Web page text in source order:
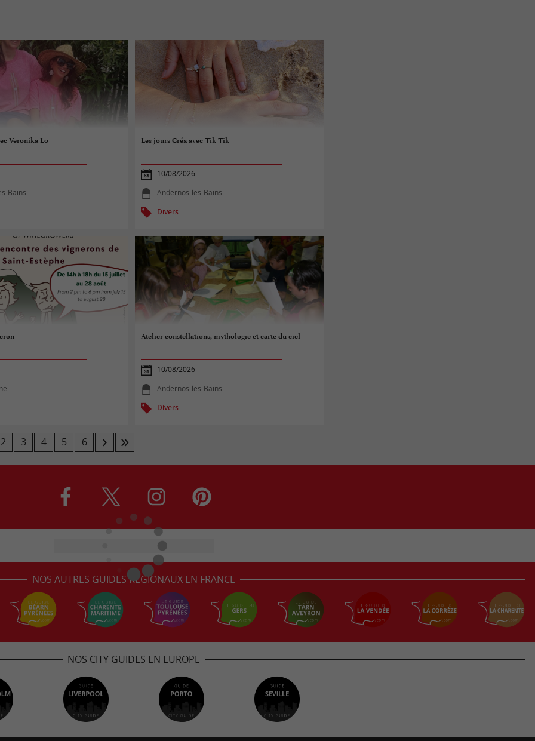
Veronika Lo
Bains
Les jours Créa avec Tik Tik
10/08/2026
Andernos-les-Bains
Divers
Atelier constellations, mythologie et carte du ciel
10/08/2026
Andernos-les-Bains
Divers
2 3 4 5 6
NOS AUTRES GUIDES RÉGIONAUX EN FRANCE
NOS CITY GUIDES EN EUROPE